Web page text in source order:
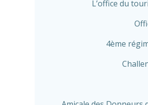
L’office du
4ème